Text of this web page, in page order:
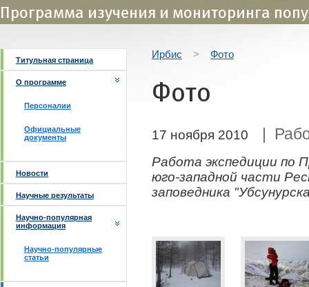
Программа изучения и мониторинга
Титульная страница
О программе
Персоналии
Официальные
документы
Новости
Научные результаты
Научно-популярная
информация
Научно-популярные
статьи
Ирбис > Фото
Фото
17 ноября 2010 |
Работа экспедиции по
юго-западной части
заповедника